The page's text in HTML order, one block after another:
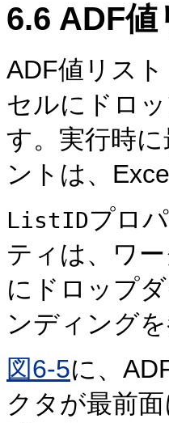
6.6 ADF値
ADF値リス
セルにドロ
す。実行時
ントは、
ListIDプロ
ティは、ワ
にドロップ
ンディングを
図6-5に、
クタが最前